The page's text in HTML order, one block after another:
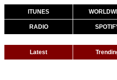
ITUNES
RADIO
Latest